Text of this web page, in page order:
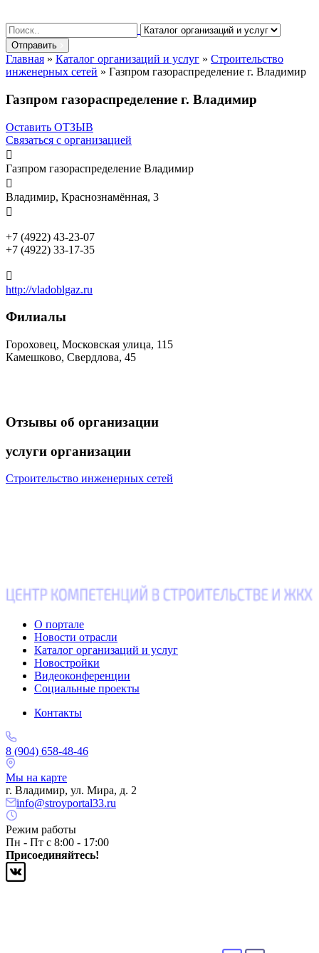
Search
for:
Отправить
Главная » Каталог организаций и услуг » Строительство
инженерных сетей » Газпром газораспределение г. Владимир
Газпром газораспределение г. Владимир
Оставить ОТЗЫВ
Связаться с организацией

Газпром газораспределение Владимир

Владимир, Краснознамённая, 3

+7 (4922) 43-23-07
+7 (4922) 33-17-35

http://vladoblgaz.ru
Филиалы
Гороховец, Московская улица, 115
Камешково, Свердлова, 45
Отзывы об организации
услуги организации
Строительство инженерных сетей
О портале
Новости отрасли
Каталог организаций и услуг
Новостройки
Видеоконференции
Социальные проекты
Контакты
8 (904) 658-48-46
Мы на карте
г. Владимир, ул. Мира, д. 2
info@stroyportal33.ru
Режим работы
Пн - Пт с 8:00 - 17:00
Присоединяйтесь!